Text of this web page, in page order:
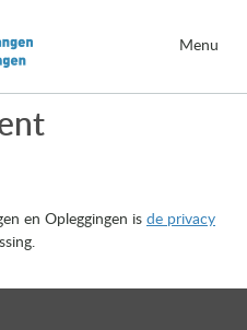
Menu
en Opleggingen is de privacy